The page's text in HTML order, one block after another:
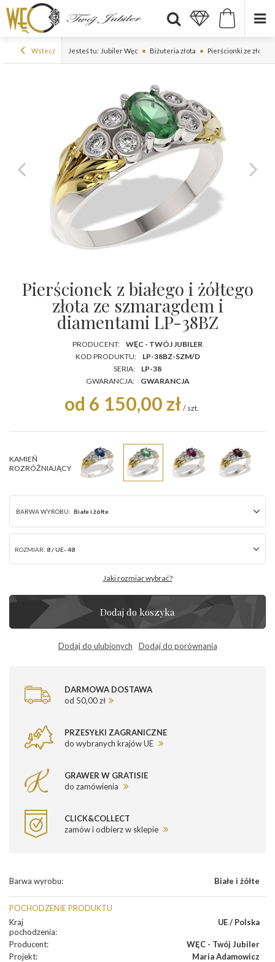
Wstecz Jesteś tu: Jubiler Węc Biżuteria złota Pierścionki ze złota
Pierścionek z białego i żółtego
złota ze szmaragdem i
diamentami LP-38BZ
PRODUCENT:
WĘC - TWÓJ JUBILER
KOD PRODUKTU:
LP-38BZ-SZM/D
SERIA:
LP-38
GWARANCJA:
GWARANCJA
od 6 150,00 zł / szt.
KAMIEŃ
ROZRÓŻNIAJĄCY
BARWA WYROBU: Białe i żółte
ROZMIAR: 8 / UE- 48
Jaki rozmiar wybrać?
Dodaj do koszyka
Dodaj do ulubionych Dodaj do porównania
DARMOWA DOSTAWA
od 50,00 zł
PRZESYŁKI ZAGRANICZNE
do wybranych krajów UE
GRAWER W GRATISIE
do zamówienia
CLICK&COLLECT
zamów i odbierz w sklepie
Barwa wyrobu: Białe i żółte
POCHODZENIE PRODUKTU
Kraj
pochodzenia:
UE / Polska
Producent:
WĘC - Twój Jubiler
Projekt: Maria Adamowicz